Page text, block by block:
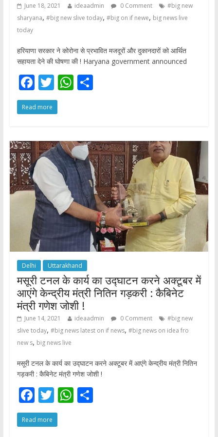
June 18, 2021 ideaadmin 0 Comment
#big new
sharyana, #big new slive today, #big on if newe, big news live
today
हरियाणा सरकार ने कोरोना से प्रभावित मजदूरों और दुकानदारों को आर्थित
सहायता देने की घोषणा की ! Haryana government announced
F
ac
e
o
o
k
T
w
itt
W
A
p
p
S
Read more
Delhi Uttarakhand
मसूरी टनल के कार्य का उद्घाटन करने अक्टूबर में
आएंगे केन्द्रीय मंत्री नितिन गड़करी : कैबिनेट
मंत्री गणेश जोशी !
June 14, 2021 ideaadmin 0 Comment
#big new
slive today, #big news latest on if news, #big news on idea fro
new s, big news live
मसूरी टनल के कार्य का उद्घाटन करने अक्टूबर में आएंगे केन्द्रीय मंत्री नितिन
गड़करी : कैबिनेट मंत्री गणेश जोशी !
F
ac
e
T
w
itt
W S
Read more